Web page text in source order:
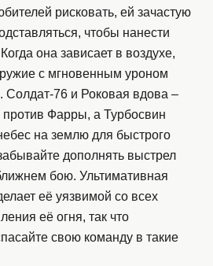
рисковать, ей зачастую
чтобы нанести
она зависает в воздухе,
с мгновенным уроном
Солдат-76 и Роковая вдова –
Фарры, а Турбосвин
на землю для быстрого
дополнять выстрел
бою. Ультимативная
её уязвимой со всех
её огня, так что
свою команду в такие